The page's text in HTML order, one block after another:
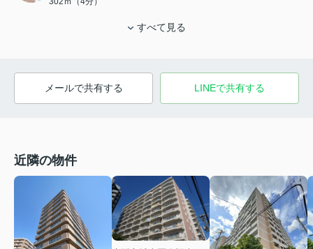
すべて見る
メールで共有する LINEで共有する
近隣の物件